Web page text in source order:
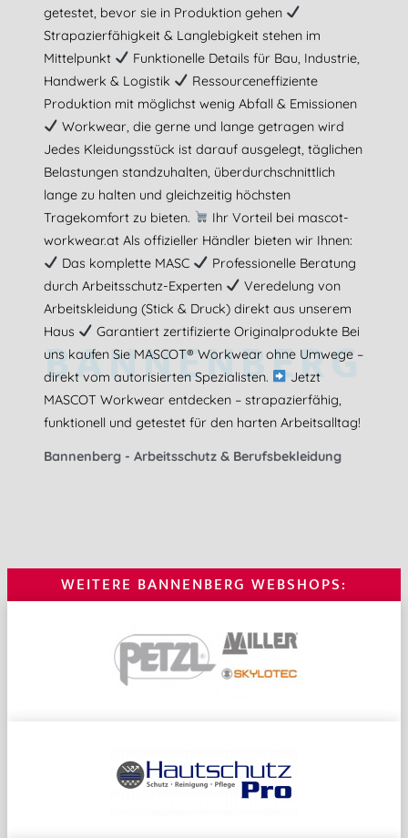
getestet, bevor sie in Produktion gehen
Strapazierfähigkeit & Langlebigkeit stehen im
Mittelpunkt
Funktionelle Details für Bau, Industrie,
Handwerk & Logistik
Ressourceneffiziente
Produktion mit möglichst wenig Abfall & Emissionen
Workwear, die gerne und lange getragen wird
Jedes Kleidungsstück ist darauf ausgelegt, täglichen
Belastungen standzuhalten, überdurchschnittlich
lange zu halten und gleichzeitig höchsten
Tragekomfort zu bieten.
Ihr Vorteil bei mascot-
workwear.at Als offizieller Händler bieten wir Ihnen:
Das komplette MASC
Professionelle Beratung
durch Arbeitsschutz-Experten
Veredelung von
Arbeitskleidung (Stick & Druck) direkt aus unserem
Haus
Garantiert zertifizierte Originalprodukte Bei
uns kaufen Sie MASCOT® Workwear ohne Umwege –
direkt vom autorisierten Spezialisten.
Jetzt
MASCOT Workwear entdecken – strapazierfähig,
funktionell und getestet für den harten Arbeitsalltag!
Bannenberg - Arbeitsschutz & Berufsbekleidung
BANNENBERG
WEITERE BANNENBERG WEBSHOPS: